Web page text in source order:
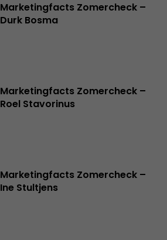
Marketingfacts Zomercheck –
Durk Bosma
Marketingfacts Zomercheck –
Roel Stavorinus
Marketingfacts Zomercheck –
Ine Stultjens